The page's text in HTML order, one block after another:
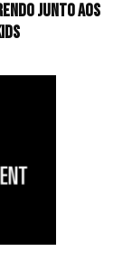
junto aos